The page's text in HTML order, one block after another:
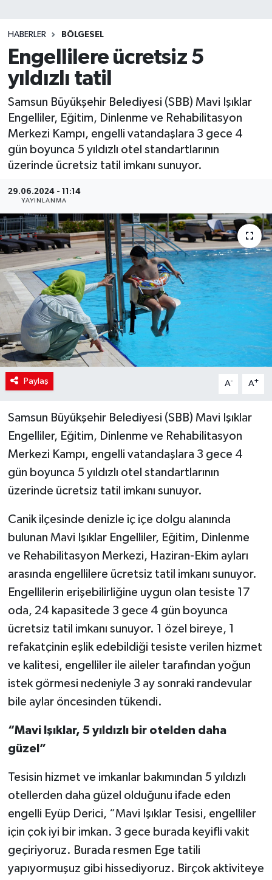
HABERLER BÖLGESEL
Engellilere ücretsiz 5
yıldızlı tatil
Samsun Büyükşehir Belediyesi (SBB) Mavi Işıklar
Engelliler, Eğitim, Dinlenme ve Rehabilitasyon
Merkezi Kampı, engelli vatandaşlara 3 gece 4
gün boyunca 5 yıldızlı otel standartlarının
üzerinde ücretsiz tatil imkanı sunuyor.
29.06.2024 - 11:14
YAYINLANMA
Paylaş A- A+
Samsun Büyükşehir Belediyesi (SBB) Mavi Işıklar
Engelliler, Eğitim, Dinlenme ve Rehabilitasyon
Merkezi Kampı, engelli vatandaşlara 3 gece 4
gün boyunca 5 yıldızlı otel standartlarının
üzerinde ücretsiz tatil imkanı sunuyor.
Canik ilçesinde denizle iç içe dolgu alanında
bulunan Mavi Işıklar Engelliler, Eğitim, Dinlenme
ve Rehabilitasyon Merkezi, Haziran-Ekim ayları
arasında engellilere ücretsiz tatil imkanı sunuyor.
Engellilerin erişebilirliğine uygun olan tesiste 17
oda, 24 kapasitede 3 gece 4 gün boyunca
ücretsiz tatil imkanı sunuyor. 1 özel bireye, 1
refakatçinin eşlik edebildiği tesiste verilen hizmet
ve kalitesi, engelliler ile aileler tarafından yoğun
istek görmesi nedeniyle 3 ay sonraki randevular
bile aylar öncesinden tükendi.
“Mavi Işıklar, 5 yıldızlı bir otelden daha
güzel”
Tesisin hizmet ve imkanlar bakımından 5 yıldızlı
otellerden daha güzel olduğunu ifade eden
engelli Eyüp Derici, “Mavi Işıklar Tesisi, engelliler
için çok iyi bir imkan. 3 gece burada keyifli vakit
geçiriyoruz. Burada resmen Ege tatili
yapıyormuşuz gibi hissediyoruz. Birçok aktiviteye
Teknoloji
TRABZON
TRABZONSPOR
Yaşam